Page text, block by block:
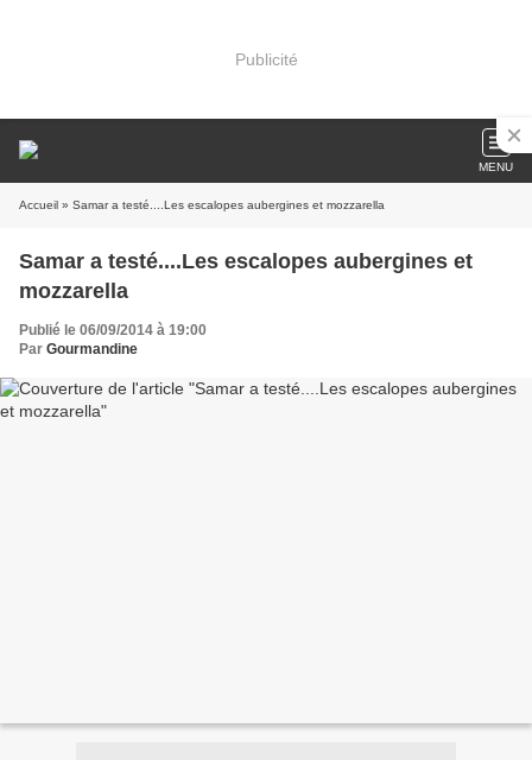
Publicité
MENU
Accueil » Samar a testé....Les escalopes aubergines et mozzarella
Samar a testé....Les escalopes aubergines et
mozzarella
Publié le 06/09/2014 à 19:00
Par Gourmandine